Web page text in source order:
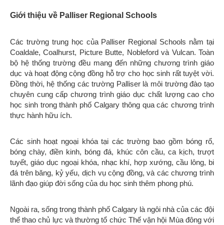
Giới thiệu về Palliser Regional Schools
Các trường trung học của Palliser Regional Schools nằm tại
Coaldale, Coalhurst, Picture Butte, Nobleford và Vulcan. Toàn
bộ hệ thống trường đều mang đến những chương trình giáo
dục và hoạt động cộng đồng hỗ trợ cho học sinh rất tuyệt vời.
Đồng thời, hệ thống các trường Palliser là môi trường đào tạo
chuyên cung cấp chương trình giáo dục chất lượng cao cho
học sinh trong thành phố Calgary thông qua các chương trình
thực hành hữu ích.
Các sinh hoạt ngoại khóa tại các trường bao gồm bóng rổ,
bóng chày, điền kinh, bóng đá, khúc côn cầu, ca kịch, trượt
tuyết, giáo dục ngoại khóa, nhạc khí, hợp xướng, cầu lông, bi
đá trên băng, kỷ yếu, dịch vụ cộng đồng, và các chương trình
lãnh đạo giúp đời sống của du học sinh thêm phong phú.
Ngoài ra, sống trong thành phố Calgary là ngôi nhà của các đội
thể thao chủ lực và thường tổ chức Thế vận hội Mùa đông với